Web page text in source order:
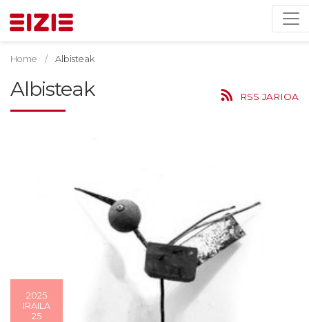
Home Albisteak
Albisteak RSS JARIOA
2025
IRAILA
25